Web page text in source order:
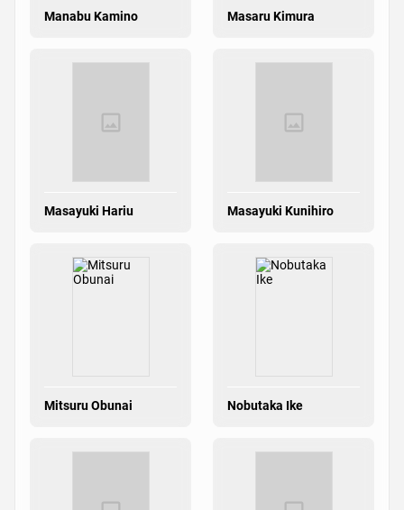
Manabu Kamino Masaru Kimura
Masayuki Hariu Masayuki Kunihiro
Mitsuru Obunai Nobutaka Ike